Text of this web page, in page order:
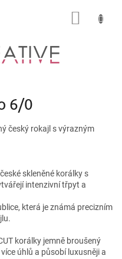
6/0
český rokajl s výrazným
skleněné korálky s
intenzivní třpyt a
která je známá precizním
korálky jemně broušený
úhlů a působí luxusněji a